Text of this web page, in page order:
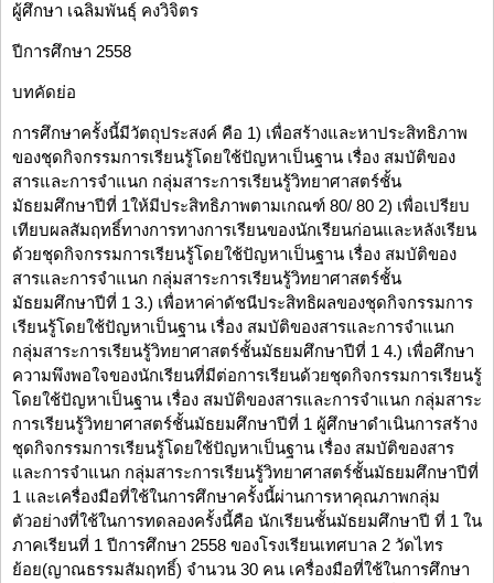
ผู้ศึกษา เฉลิมพันธุ์ คงวิจิตร
ปีการศึกษา 2558
บทคัดย่อ
การศึกษาครั้งนี้มีวัตถุประสงค์ คือ 1) เพื่อสร้างและหาประสิทธิภาพ
ของชุดกิจกรรมการเรียนรู้โดยใช้ปัญหาเป็นฐาน เรื่อง สมบัติของ
สารและการจำแนก กลุ่มสาระการเรียนรู้วิทยาศาสตร์ชั้น
มัธยมศึกษาปีที่ 1ให้มีประสิทธิภาพตามเกณฑ์ 80/ 80 2) เพื่อเปรียบ
เทียบผลสัมฤทธิ์ทางการทางการเรียนของนักเรียนก่อนและหลังเรียน
ด้วยชุดกิจกรรมการเรียนรู้โดยใช้ปัญหาเป็นฐาน เรื่อง สมบัติของ
สารและการจำแนก กลุ่มสาระการเรียนรู้วิทยาศาสตร์ชั้น
มัธยมศึกษาปีที่ 1 3.) เพื่อหาค่าดัชนีประสิทธิผลของชุดกิจกรรมการ
เรียนรู้โดยใช้ปัญหาเป็นฐาน เรื่อง สมบัติของสารและการจำแนก
กลุ่มสาระการเรียนรู้วิทยาศาสตร์ชั้นมัธยมศึกษาปีที่ 1 4.) เพื่อศึกษา
ความพึงพอใจของนักเรียนที่มีต่อการเรียนด้วยชุดกิจกรรมการเรียนรู้
โดยใช้ปัญหาเป็นฐาน เรื่อง สมบัติของสารและการจำแนก กลุ่มสาระ
การเรียนรู้วิทยาศาสตร์ชั้นมัธยมศึกษาปีที่ 1 ผู้ศึกษาดำเนินการสร้าง
ชุดกิจกรรมการเรียนรู้โดยใช้ปัญหาเป็นฐาน เรื่อง สมบัติของสาร
และการจำแนก กลุ่มสาระการเรียนรู้วิทยาศาสตร์ชั้นมัธยมศึกษาปีที่
1 และเครื่องมือที่ใช้ในการศึกษาครั้งนี้ผ่านการหาคุณภาพกลุ่ม
ตัวอย่างที่ใช้ในการทดลองครั้งนี้คือ นักเรียนชั้นมัธยมศึกษาปี ที่ 1 ใน
ภาคเรียนที่ 1 ปีการศึกษา 2558 ของโรงเรียนเทศบาล 2 วัดไทร
ย้อย(ญาณธรรมสัมฤทธิ์) จำนวน 30 คน เครื่องมือที่ใช้ในการศึกษา